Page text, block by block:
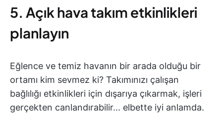
5. Açık hava takım etkinlikleri
planlayın
Eğlence ve temiz havanın bir arada olduğu bir
ortamı kim sevmez ki? Takımınızı çalışan
bağlılığı etkinlikleri için dışarıya çıkarmak, işleri
gerçekten canlandırabilir... elbette iyi anlamda.